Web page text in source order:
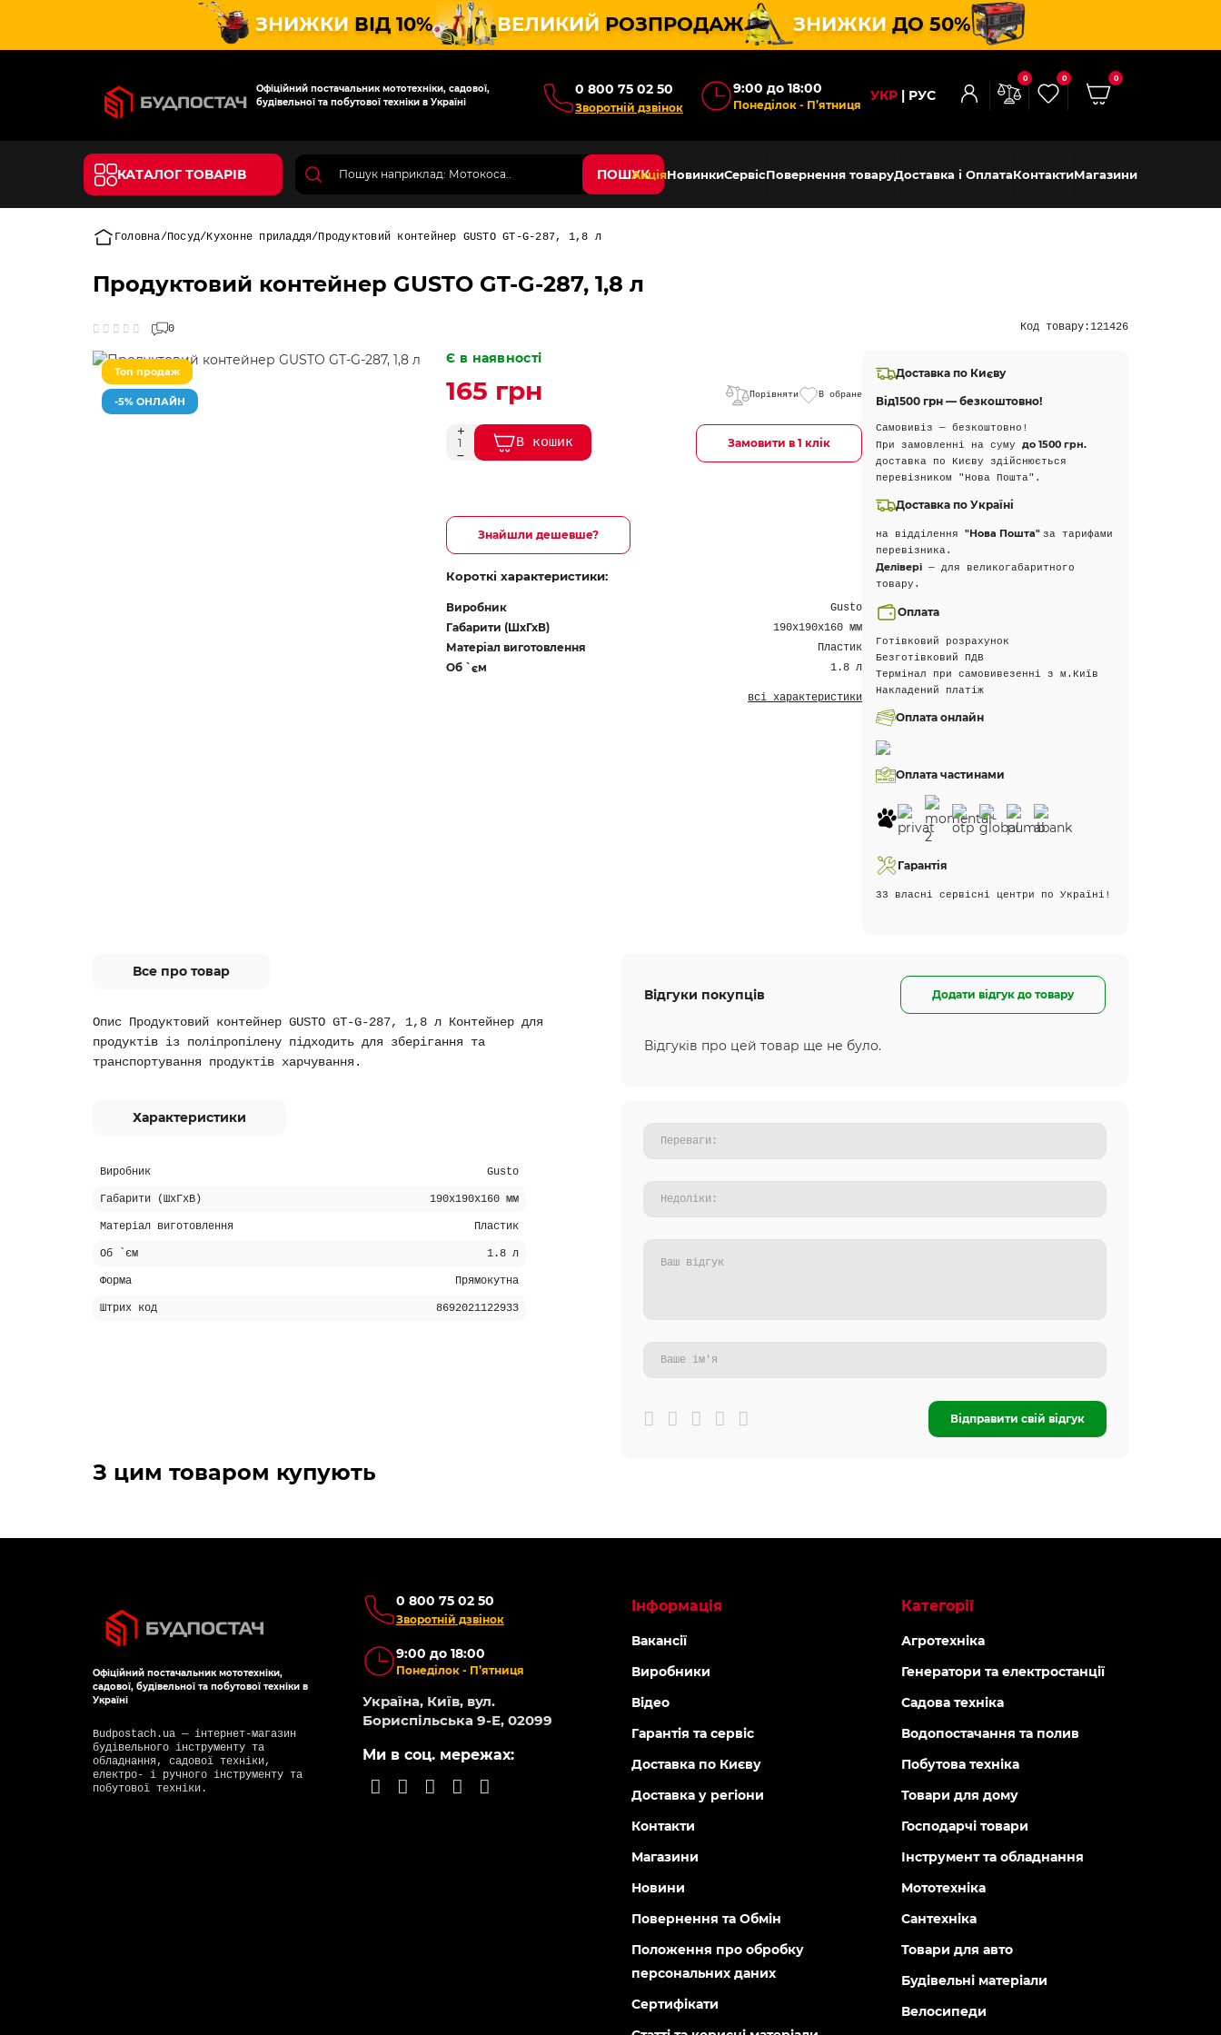
ЗНИЖКИ ВІД 10% ВЕЛИКИЙ РОЗПРОДАЖ ЗНИЖКИ ДО 50%
Офіційний постачальник мототехніки, садової,
будівельної та побутової техніки в Україні
0 800 75 02 50
Зворотній дзвінок
9:00 до 18:00
Понеділок - П’ятниця
УКР РУС
0 0 0
КАТАЛОГ ТОВАРІВ ПОШУКАкціяНовинкиСервісПовернення товаруДоставка і ОплатаКонтактиМагазини
Головна Посуд Кухонне приладдя Продуктовий контейнер GUSTO GT-G-287, 1,8 л
Продуктовий контейнер GUSTO GT-G-287, 1,8 л
0 Код товару:121426
Топ продаж
-5% ОНЛАЙН
Є в наявності
165 грн Порівняти В обране
В кошик Замовити в 1 клік
Знайшли дешевше?
Короткі характеристики:
Виробник Gusto
Габарити (ШхГхВ) 190х190х160 мм
Матеріал виготовлення Пластик
Об `єм 1.8 л
всі характеристики
Доставка по Києву
Від1500 грн — безкоштовно!
Самовивіз — безкоштовно!
При замовленні на сумудо 1500 грн.
доставка по Києву здійснюється
перевізником "Нова Пошта".
Доставка по Україні
на відділення"Нова Пошта" за тарифами
перевізника.
Делівері — для великогабаритного
товару.
Оплата
Готівковий розрахунок
Безготівковий ПДВ
Термінал при самовивезенні з м.Київ
Накладений платіж
Оплата онлайн
Оплата частинами
Гарантія
33 власні сервісні центри по Україні!
Все про товар
Опис Продуктовий контейнер GUSTO GT-G-287, 1,8 л Контейнер для
продуктів із поліпропілену підходить для зберігання та
транспортування продуктів харчування.
Характеристики
Виробник Gusto
Габарити (ШхГхВ) 190х190х160 мм
Матеріал виготовлення Пластик
Об `єм 1.8 л
Форма Прямокутна
Штрих код 8692021122933
Відгуки покупців Додати відгук до товару
Відгуків про цей товар ще не було.
Відправити свій відгук
З цим товаром купують
Офіційний постачальник мототехніки,
садової, будівельної та побутової техніки в
Україні
Budpostach.ua — інтернет-магазин
будівельного інструменту та
обладнання, садової техніки,
електро- і ручного інструменту та
побутової техніки.
0 800 75 02 50
Зворотній дзвінок
9:00 до 18:00
Понеділок - П’ятниця
Україна, Київ, вул.
Бориспільська 9-Е, 02099
Ми в соц. мережах:
Інформація
Вакансії
Виробники
Відео
Гарантія та сервіс
Доставка по Києву
Доставка у регіони
Контакти
Магазини
Новини
Повернення та Обмін
Положення про обробку
персональних даних
Сертифікати
Категорії
Агротехніка
Генератори та електростанції
Садова техніка
Водопостачання та полив
Побутова техніка
Товари для дому
Господарчі товари
Інструмент та обладнання
Мототехніка
Сантехніка
Товари для авто
Будівельні матеріали
Велосипеди